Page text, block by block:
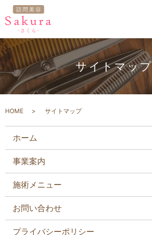
サイトマップ
HOME サイトマップ
ホーム
事業案内
施術メニュー
お問い合わせ
プライバシーポリシー